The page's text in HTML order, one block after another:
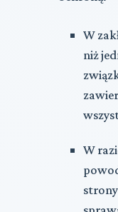
W
niż
W